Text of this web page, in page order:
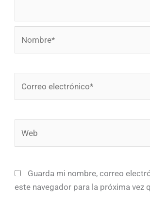
Guarda mi nombre, correo
este navegador para la próxima vez